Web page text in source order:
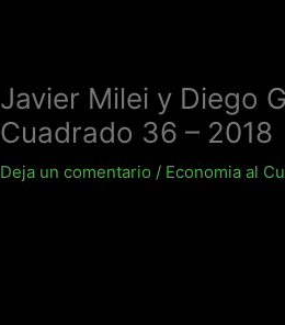
Javier Milei y Diego
Cuadrado 36 – 2018
Deja un comentario / Economia al